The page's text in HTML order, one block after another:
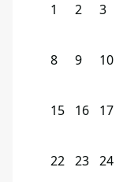
1 2 3
8 9 10
15 16 17
22 23 24